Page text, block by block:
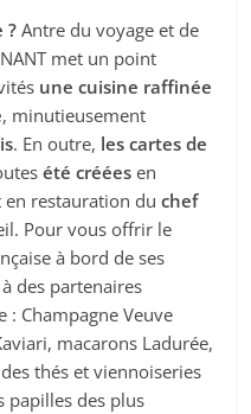
? Antre du voyage et de
met un point
une cuisine raffinée
, minutieusement
. En outre, les cartes de
été créées en
en restauration duchef
Pour vous offrir le
à bord de ses
à des partenaires
Champagne Veuve
macarons Ladurée,
thés et viennoiseries
papilles des plus